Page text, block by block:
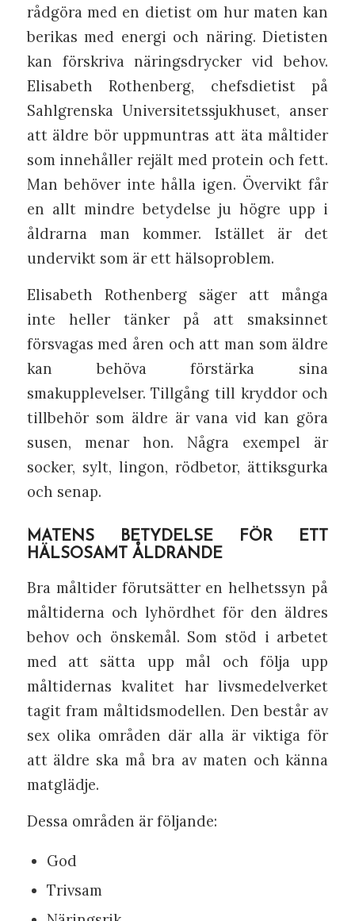
rådgöra med en dietist om hur maten kan
berikas med energi och näring. Dietisten
kan förskriva näringsdrycker vid behov.
Elisabeth Rothenberg, chefsdietist på
Sahlgrenska Universitetssjukhuset, anser
att äldre bör uppmuntras att äta måltider
som innehåller rejält med protein och fett.
Man behöver inte hålla igen. Övervikt får
en allt mindre betydelse ju högre upp i
åldrarna man kommer. Istället är det
undervikt som är ett hälsoproblem.
Elisabeth Rothenberg säger att många
inte heller tänker på att smaksinnet
försvagas med åren och att man som äldre
kan behöva förstärka sina
smakupplevelser. Tillgång till kryddor och
tillbehör som äldre är vana vid kan göra
susen, menar hon. Några exempel är
socker, sylt, lingon, rödbetor, ättiksgurka
och senap.
MATENS BETYDELSE FÖR ETT
HÄLSOSAMT ÅLDRANDE
Bra måltider förutsätter en helhetssyn på
måltiderna och lyhördhet för den äldres
behov och önskemål. Som stöd i arbetet
med att sätta upp mål och följa upp
måltidernas kvalitet har livsmedelverket
tagit fram måltidsmodellen. Den består av
sex olika områden där alla är viktiga för
att äldre ska må bra av maten och känna
matglädje.
Dessa områden är följande:
God
Trivsam